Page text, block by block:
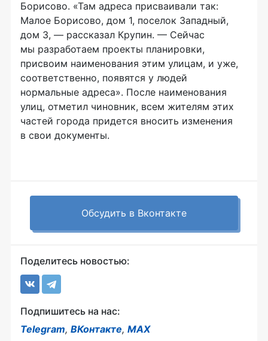
Борисово. «Там адреса присваивали так:
Малое Борисово, дом 1, поселок Западный,
дом 3, — рассказал Крупин. — Сейчас
мы разработаем проекты планировки,
присвоим наименования этим улицам, и уже,
соответственно, появятся у людей
нормальные адреса». После наименования
улиц, отметил чиновник, всем жителям этих
частей города придется вносить изменения
в свои документы.
Обсудить в Вконтакте
Поделитесь новостью:
Подпишитесь на нас:
Telegram, ВКонтакте, MAX